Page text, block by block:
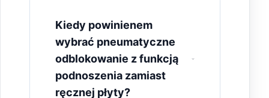
Kiedy powinienem
wybrać pneumatyczne
odblokowanie z funkcją
podnoszenia zamiast
ręcznej płyty?